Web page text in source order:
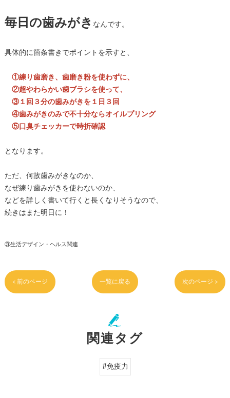
毎日の歯みがき なんです。
具体的に箇条書きでポイントを示すと、
①練り歯磨き、歯磨き粉を使わずに、
②超やわらかい歯ブラシを使って、
③１回３分の歯みがきを１日３回
④歯みがきのみで不十分ならオイルプリング
⑤口臭チェッカーで時折確認
となります。
ただ、何故歯みがきなのか、
なぜ練り歯みがきを使わないのか、
などを詳しく書いて行くと長くなりそうなので、
続きはまた明日に！
③生活デザイン・ヘルス関連
< 前のページ 一覧に戻る 次のページ >
関連タグ
#免疫力